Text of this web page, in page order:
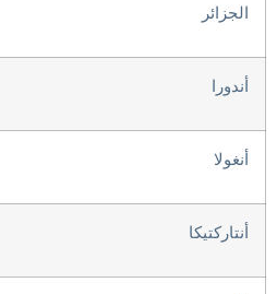
الجزائر
أندورا
أنغولا
أنتاركتيكا